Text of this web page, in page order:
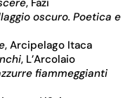
, Fazi
oscuro. Poetica e
, Arcipelago Itaca
, L’Arcolaio
fiammeggianti